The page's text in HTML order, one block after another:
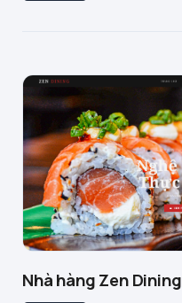
Nhà hàng Zen Dining